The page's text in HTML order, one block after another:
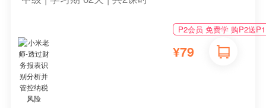
P2会员 免费学 购P2送P1
¥79